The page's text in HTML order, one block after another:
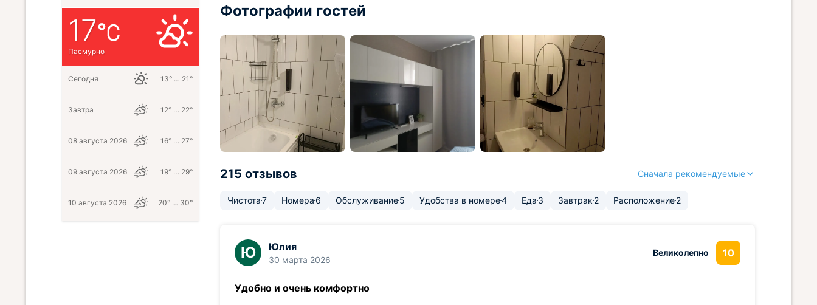
Фотографии гостей
215 отзывов Сначала рекомендуемые
Чистота7 Номера 6 Обслуживание5 Удобства в номере4 Еда 3 Завтрак 2 Расположение2
Ю Юлия
30 марта 2026
Великолепно 10
Удобно и очень комфортно
17
Пасмурно
Сегодня 13° … 21°
Завтра 12° … 22°
08 августа 2026 16° … 27°
09 августа 2026 19° … 29°
10 августа 2026 20° … 30°